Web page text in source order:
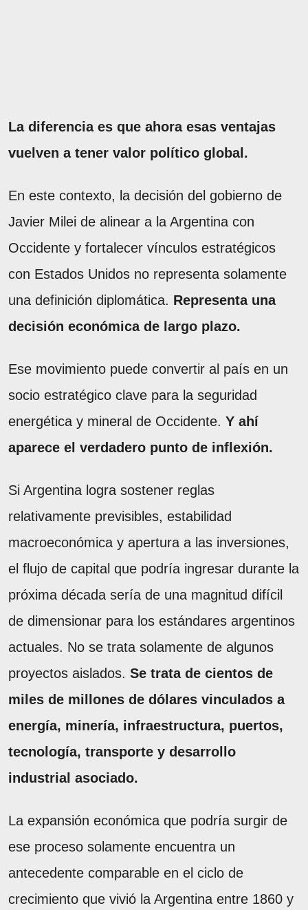
La diferencia es que ahora esas ventajas
vuelven a tener valor político global.
En este contexto, la decisión del gobierno de
Javier Milei de alinear a la Argentina con
Occidente y fortalecer vínculos estratégicos
con Estados Unidos no representa solamente
una definición diplomática. Representa una
decisión económica de largo plazo.
Ese movimiento puede convertir al país en un
socio estratégico clave para la seguridad
energética y mineral de Occidente. Y ahí
aparece el verdadero punto de inflexión.
Si Argentina logra sostener reglas
relativamente previsibles, estabilidad
macroeconómica y apertura a las inversiones,
el flujo de capital que podría ingresar durante la
próxima década sería de una magnitud difícil
de dimensionar para los estándares argentinos
actuales. No se trata solamente de algunos
proyectos aislados. Se trata de cientos de
miles de millones de dólares vinculados a
energía, minería, infraestructura, puertos,
tecnología, transporte y desarrollo
industrial asociado.
La expansión económica que podría surgir de
ese proceso solamente encuentra un
antecedente comparable en el ciclo de
crecimiento que vivió la Argentina entre 1860 y